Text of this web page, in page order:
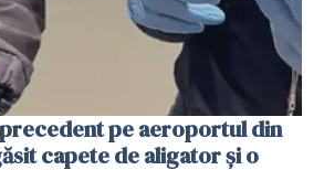
pe aeroportul din
capete de aligator și o